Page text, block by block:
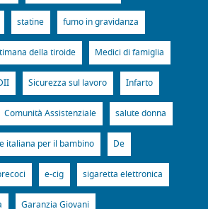
statine fumo in gravidanza
della tiroide Medici di famiglia
Sicurezza sul lavoro Infarto
Comunità Assistenziale salute donna
italiana per il bambino De
e-cig sigaretta elettronica
Garanzia Giovani